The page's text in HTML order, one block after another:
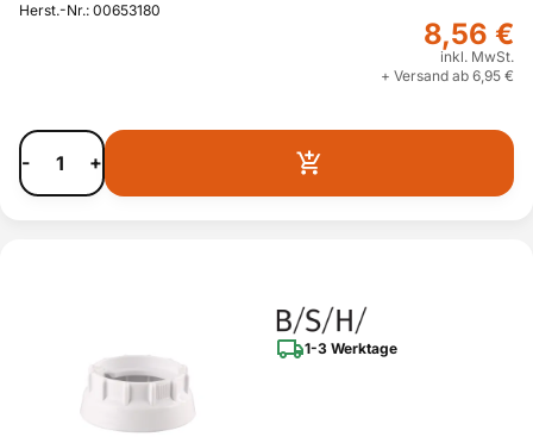
Herst.-Nr.: 00653180
8,56 €
inkl. MwSt.
+ Versand ab 6,95 €
- +
1-3 Werktage